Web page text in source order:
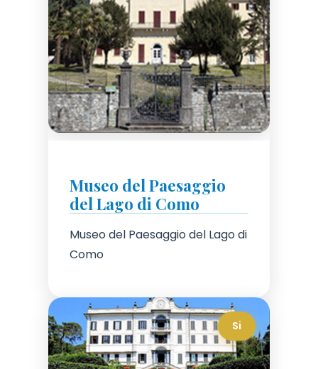
Museo del Paesaggio
del Lago di Como
Museo del Paesaggio del Lago di
Como
Si